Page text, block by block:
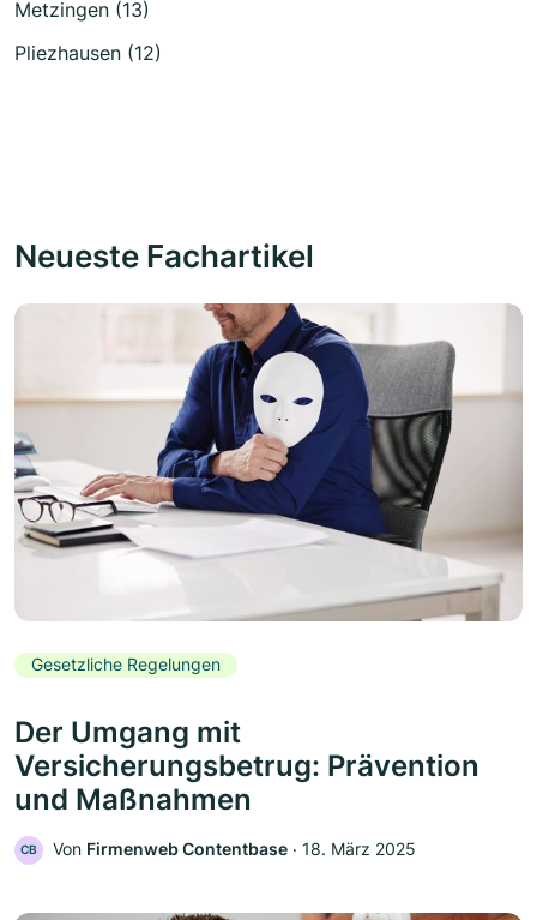
Metzingen (13)
Pliezhausen (12)
Neueste Fachartikel
Gesetzliche Regelungen
Der Umgang mit
Versicherungsbetrug: Prävention
und Maßnahmen
CB Von Firmenweb Contentbase ‧ 18. März 2025